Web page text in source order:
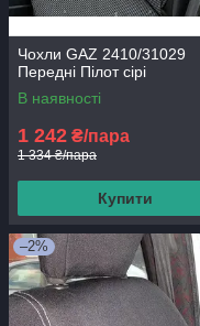
Чохли GAZ 2410/31029
Передні Пілот сірі
В наявності
1 242 ₴/пара
1 334 ₴/пара
Купити
–2%